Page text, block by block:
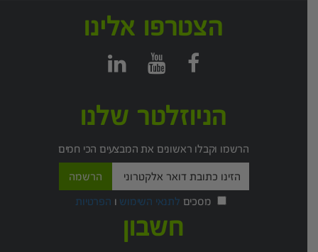
הצטרפו אלינו
הניוזלטר שלנו
הרשמו וקבלו ראשונים את המבצעים הכי חמים
מסכים לתנאי השימוש ו הפרטיות
חשבון